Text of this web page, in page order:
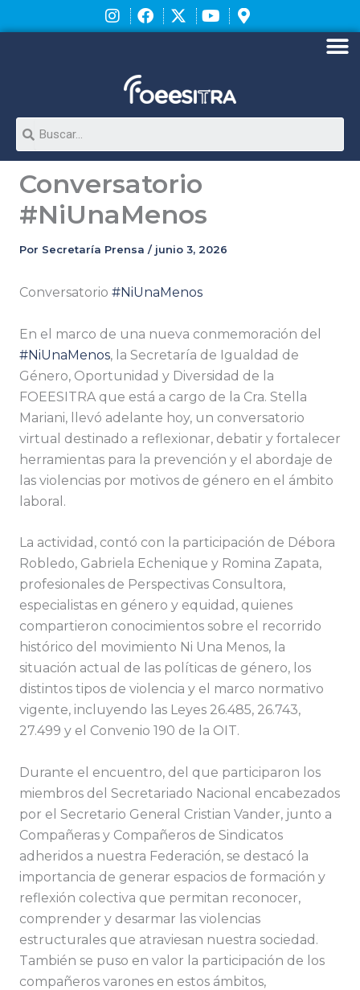
al
Search
Conversatorio
#NiUnaMenos
Por Secretaría Prensa / junio 3, 2026
Conversatorio #NiUnaMenos
En el marco de una nueva conmemoración del
#NiUnaMenos, la Secretaría de Igualdad de
Género, Oportunidad y Diversidad de la
FOEESITRA que está a cargo de la Cra. Stella
Mariani, llevó adelante hoy, un conversatorio
virtual destinado a reflexionar, debatir y fortalecer
herramientas para la prevención y el abordaje de
las violencias por motivos de género en el ámbito
laboral.
La actividad, contó con la participación de Débora
Robledo, Gabriela Echenique y Romina Zapata,
profesionales de Perspectivas Consultora,
especialistas en género y equidad, quienes
compartieron conocimientos sobre el recorrido
histórico del movimiento Ni Una Menos, la
situación actual de las políticas de género, los
distintos tipos de violencia y el marco normativo
vigente, incluyendo las Leyes 26.485, 26.743,
27.499 y el Convenio 190 de la OIT.
Durante el encuentro, del que participaron los
miembros del Secretariado Nacional encabezados
por el Secretario General Cristian Vander, junto a
Compañeras y Compañeros de Sindicatos
adheridos a nuestra Federación, se destacó la
importancia de generar espacios de formación y
reflexión colectiva que permitan reconocer,
comprender y desarmar las violencias
estructurales que atraviesan nuestra sociedad.
También se puso en valor la participación de los
compañeros varones en estos ámbitos,